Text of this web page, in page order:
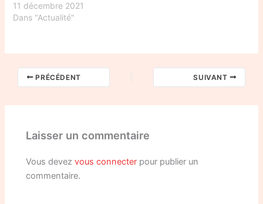
11 décembre 2021
Dans "Actualité"
PRÉCÉDENT SUIVANT
Laisser un commentaire
Vous devezvous connecter pour publier un
commentaire.